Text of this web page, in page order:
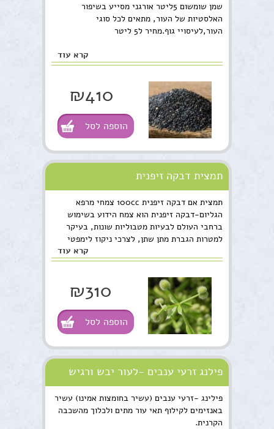
שמן שומשום 5ליטר אורגני מסייע בשיפור
האלסטיות של העור, מתאים לכל סוגי
העור,לעיסויי גוף.מחיר ל5 ליטר
קרא עוד
₪410
הוספה לסל
תמצית דבקה זיפנית
תמצית אם דבקה זיפנית 100cc צמחי מרפא
הגליום-דבקה זיפנית הוא צמח הידוע בשימוש
ברחבי העולם לבעיות מטבוליות שונות, בעיקר
למטרות הגברת מתן שתן, לצרכי ניקוז לימפטי
ועוד. הצמח גדל בר בישראל ובנוסף יעיל לשימוש
(מניסיוננו) במגוון מצבים, כצמח העוזר באיחוי
רקמות ריריות בגוף. הצורה היעילה ביותר
לשימוש, היא המיץ הטרי שנסחט למיצוי.
קרא עוד
₪310
הוספה לסל
פילנג זרעי ענבים -לעור יבש ורגיש
במיוחד
פילינג -זרעי ענבים (עשיר בחומצות אמינו) עשיר
באנזימים לקילוף תאי עור מתים ולכלוך מהשכבה
הקרנית.